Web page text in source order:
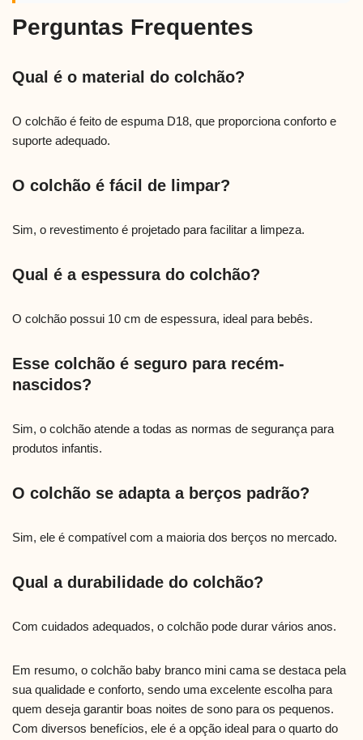
Perguntas Frequentes
Qual é o material do colchão?
O colchão é feito de espuma D18, que proporciona conforto e
suporte adequado.
O colchão é fácil de limpar?
Sim, o revestimento é projetado para facilitar a limpeza.
Qual é a espessura do colchão?
O colchão possui 10 cm de espessura, ideal para bebês.
Esse colchão é seguro para recém-
nascidos?
Sim, o colchão atende a todas as normas de segurança para
produtos infantis.
O colchão se adapta a berços padrão?
Sim, ele é compatível com a maioria dos berços no mercado.
Qual a durabilidade do colchão?
Com cuidados adequados, o colchão pode durar vários anos.
Em resumo, o colchão baby branco mini cama se destaca pela
sua qualidade e conforto, sendo uma excelente escolha para
quem deseja garantir boas noites de sono para os pequenos.
Com diversos benefícios, ele é a opção ideal para o quarto do